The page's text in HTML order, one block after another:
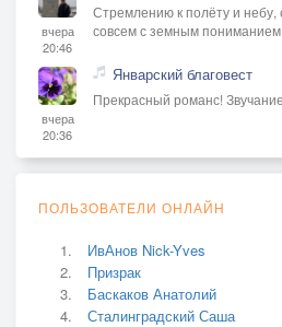
вчера
20:46
Стремлению к полёту и небу,
совсем с земным
вчера
20:36
Январский благовест
Прекрасный романс!
ПОЛЬЗОВАТЕЛИ ОНЛАЙН
ИвАнов Nick-Yves
Призрак
Баскаков Анатолий
Сталинградский Саша